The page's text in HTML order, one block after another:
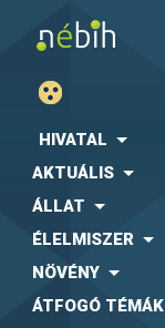
HIVATAL
AKTUÁLIS
ÁLLAT
ÉLELMISZER
NÖVÉNY
ÁTFOGÓ TÉMÁK